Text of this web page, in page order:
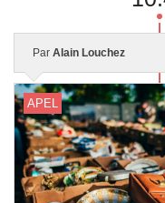
Par Alain Louchez
APEL